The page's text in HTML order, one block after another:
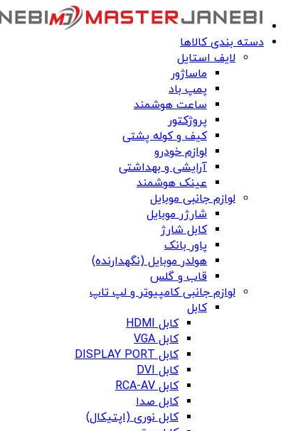
دسته بندی کالاها
لایف استایل
ماساژور
پمپ باد
ساعت هوشمند
پروژکتور
کیف و کوله پشتی
لوازم خودرو
آرایشی و بهداشتی
عینک هوشمند
لوازم جانبی موبایل
شارژر موبایل
کابل شارژ
پاور بانک
هولدر موبایل (نگهدارنده)
قاب و گلس
لوازم جانبی کامپیوتر و لپ تاپ
کابل
کابل HDMI
کابل VGA
کابل DISPLAY PORT
کابل DVI
کابل RCA-AV
کابل صدا
کابل نوری (اپتیکال)